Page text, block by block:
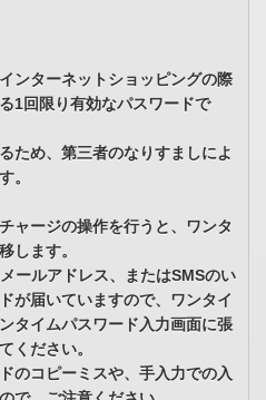
ンターネットショッピングの際
1回限り有効なパスワードで
ため、第三者のなりすましによ
。
ャージの操作を行うと、ワンタ
します。
ールアドレス、またはSMSのい
が届いていますので、ワンタイ
タイムパスワード入力画面に張
ください。
のコピーミスや、手入力での入